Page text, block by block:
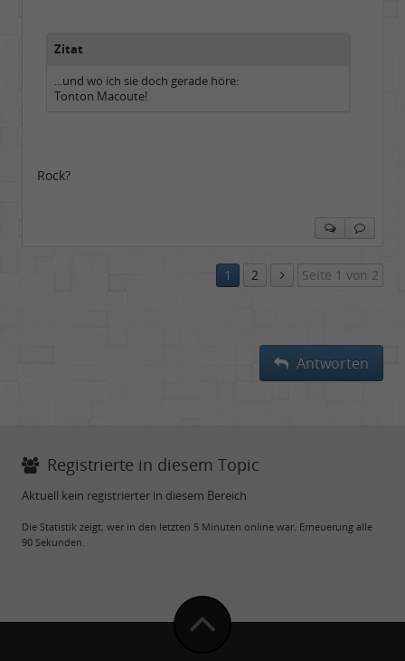
Zitat
...und wo ich sie doch gerade höre:
Tonton Macoute!
Rock?
1 2 Seite 1 von 2
Antworten
Registrierte in diesem Topic
Aktuell kein registrierter in diesem Bereich
Die Statistik zeigt, wer in den letzten 5 Minuten online war. Erneuerung alle
90 Sekunden.